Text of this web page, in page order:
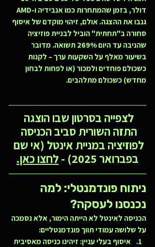
גנבו את ההצגה. אולם, זיהוי מוקדם של איסוף
סחורה ב"תחתית" הוביל לבניית פוזיציה
שהניבה עד היום 269% תשואה
. מדובר
בשיעור מאלף על השקעות ערך – לקנות
כשכולם פוחדים ולמכור (או לפחות לבחון
מחדש) כשכולם מתלהבים.
לצפייה בסרטון שבו הוצגה
התזה השורית סביב הכניסה
לפוזיציה במניית אינטל (אי שם
בפברואר 2025) -
לחצו כאן.
ניתוח פונדמנטלי: למה
נכנסנו לעסקה?
הכניסה לאינטל לא הייתה הימור, אלא נסמכה
על שלושה עמודי תווך פונדמנטליים:
איסוף בעלי עניין: זיהינו כניסה מאסיבית